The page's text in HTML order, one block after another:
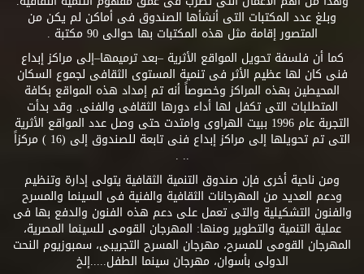
وبلغ عدد المكتبات التى أنشأها الصندوق فى أماكن لم يكن من
المتصور إقامة مثل هذه المكتبات بها حوالى 90 مكتبة .
كما أن فلسفة تحويل المواقع الأثرية –بعد ترميمها–إلى مراكز إبداع
فنى كان لها عظيم الأثر فى تنمية المستوى الثقافى لجموع السكان
المحيطين بهذه المراكز وخصوصاً أنه تم إمداد هذه المواقع بكافة
المتطلبات التى تكفل لها أداء دورها الثقافى والفنى. وقد بدأت
التجربة عام 1996 ببيت الهراوى وامتدت حتى وصل عدد المواقع الأثرية
التى تم تحويلها إلى مراكز إبداع فنى تابعة للصندوق إلى (16 ) مركزاً
.. .
ومن ناحية أخرى فإن صندوق التنمية الثقافية يتولى إدارة وتنظيم
ودعم العديد من المهرجانات الثقافية والفنية فى السينما والمسرح
والفنون التشكيلية والتى تعمل على دعم هذه الفنون والدفع بها فى
عملية التنمية والتطوير ومنها: المهرجان القومى للسينما المصرية،
المهرجان القومى للمسرح، مهرجان المسرح التجريبى، سمبوزيوم النحت
الدولى بأسوان، مهرجان سينما الطفل.....إلخ